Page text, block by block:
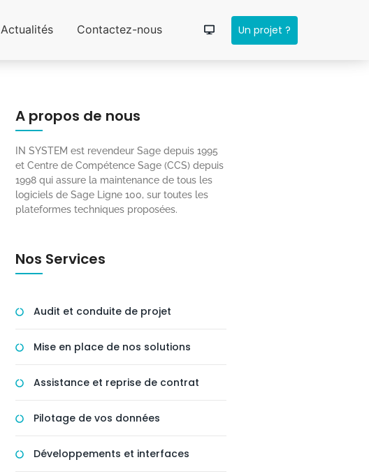
Actualités Contactez-nous Un projet ?
A propos de nous
IN SYSTEM est revendeur Sage depuis 1995
et Centre de Compétence Sage (CCS) depuis
1998 qui assure la maintenance de tous les
logiciels de Sage Ligne 100, sur toutes les
plateformes techniques proposées.
Nos Services
Audit et conduite de projet
Mise en place de nos solutions
Assistance et reprise de contrat
Pilotage de vos données
Développements et interfaces